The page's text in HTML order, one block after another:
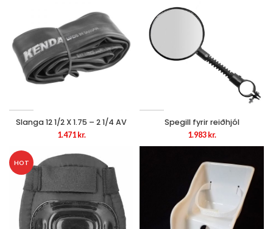
Slanga 12 1/2 X 1.75 – 2 1/4 AV
1.471 kr.
Spegill fyrir reiðhjól
1.983 kr.
HOT